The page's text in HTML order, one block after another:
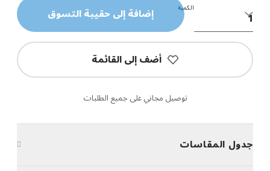
الكمية إضافة إلى حقيبة التسوق
أضف إلى القائمة
توصيل مجاني على جميع الطلبات
جدول المقاسات